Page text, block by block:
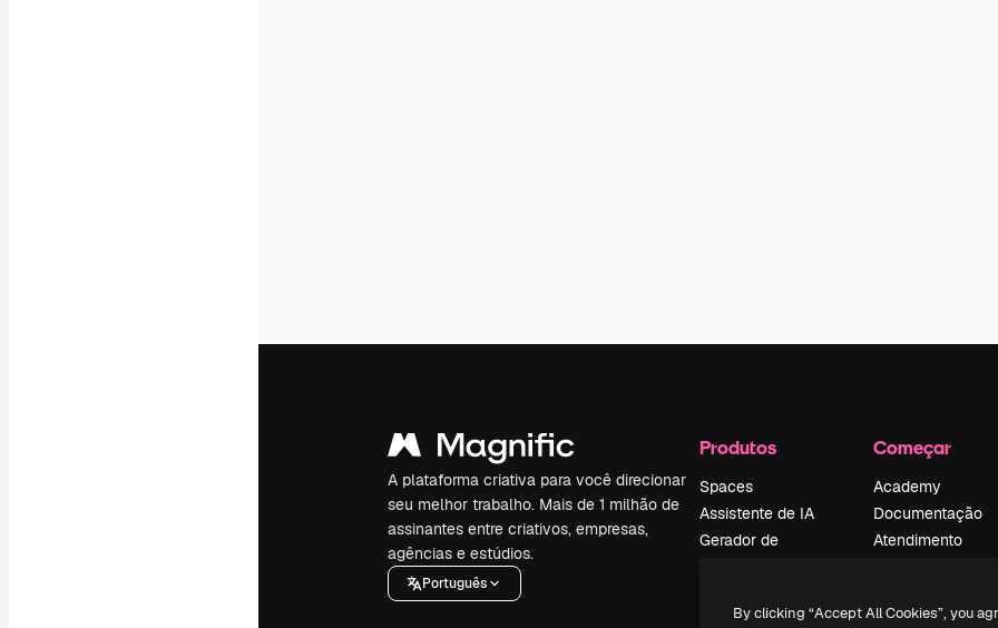
A plataforma criativa para você direcionar
seu melhor trabalho. Mais de 1 milhão de
assinantes entre criativos, empresas,
agências e estúdios.
Português
Produtos
Spaces
Assistente de IA
Gerador de
Texto para voz
Começar
Academy
Documentação
Atendimento
Política de
By clicking “Accept All Cookies”, you